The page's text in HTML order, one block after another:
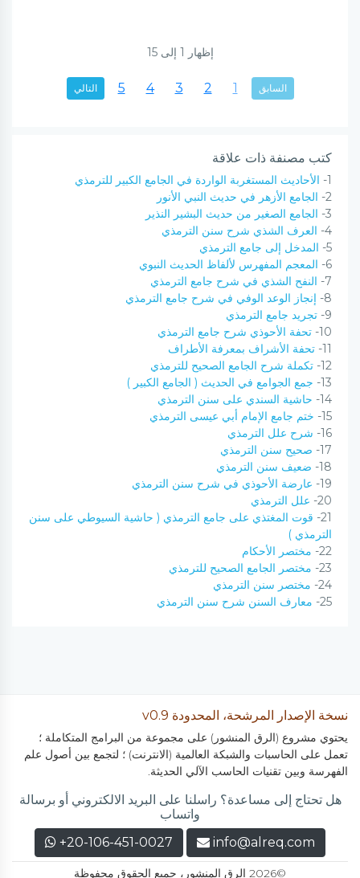
إظهار 1 إلى15
السابق 1
2
3
4
5 التالي
كتب مصنفة ذات علاقة
1- الأحاديث المستغربة الواردة في الجامع الكبير للترمذي
2- الجامع الأزهر في حديث النبي الأنور
3- الجامع الصغير من حديث البشير النذير
4- العرف الشذي شرح سنن الترمذي
5- المدخل إلى جامع الترمذي
6-
المعجم المفهرس لألفاظ الحديث النبوي
7-
النفح الشذي في شرح جامع الترمذي
8-
إنجاز الوعد الوفي في شرح جامع الترمذي
9- تجريد جامع الترمذي
10- تحفة الأحوذي شرح جامع الترمذي
11- تحفة الأشراف بمعرفة الأطراف
12- تكملة شرح الجامع الصحيح للترمذي
13- جمع الجوامع في الحديث ( الجامع الكبير )
14- حاشية السندي على سنن الترمذي
15- ختم جامع الإمام أبي عيسى الترمذي
16- شرح علل الترمذي
17- صحيح سنن الترمذي
18- ضعيف سنن الترمذي
19- عارضة الأحوذي في شرح سنن الترمذي
20- علل الترمذي
21- قوت المغتذي على جامع الترمذي ( حاشية السيوطي على سنن
الترمذي )
22- مختصر الأحكام
23- مختصر الجامع الصحيح للترمذي
24- مختصر سنن الترمذي
25- معارف السنن شرح سنن الترمذي
نسخة الإصدار المرشحة، المحدودة v0.9
يحتوي مشروع (الرق المنشور) على مجموعة من البرامج المتكاملة ؛
تعمل على الحاسبات والشبكة العالمية (الانترنت) ؛ لتجمع بين أصول علم
الفهرسة وبين تقنيات الحاسب الآلي الحديثة.
هل تحتاج إلى مساعدة؟ راسلنا على البريد الالكتروني أو برسالة
واتساب
info@alreq.com
+20-106-451-0027
©2026 الرق المنشور، جميع الحقوق محفوظة